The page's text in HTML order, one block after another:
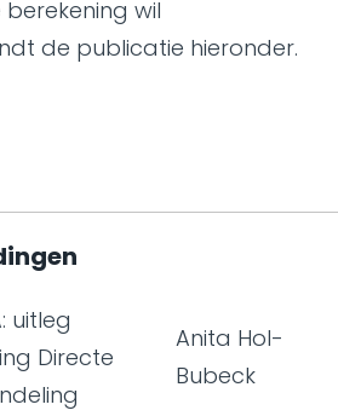
wil
de publicatie hieronder.
uitleg
Directe
Anita Hol-
Bubeck